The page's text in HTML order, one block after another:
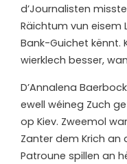
d’Journalisten
Räichtum vun eisem
Bank-Guichet kënnt.
wierklech besser,
D’Annalena
ewell wéineg Zuch
op Kiev. Zweemol
Zanter dem Krich an
Patroune spillen an